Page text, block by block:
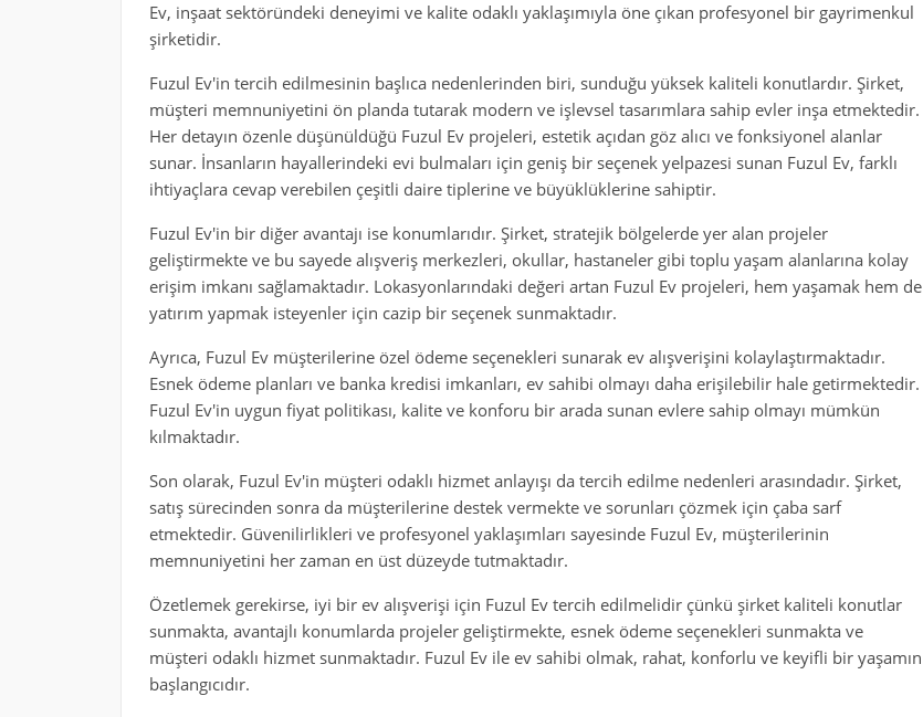
Ev, inşaat sektöründeki deneyimi ve kalite odaklı yaklaşımıyla öne çıkan profesyonel bir gayrimenkul
şirketidir.
Fuzul Ev'in tercih edilmesinin başlıca nedenlerinden biri, sunduğu yüksek kaliteli konutlardır. Şirket,
müşteri memnuniyetini ön planda tutarak modern ve işlevsel tasarımlara sahip evler inşa etmektedir.
Her detayın özenle düşünüldüğü Fuzul Ev projeleri, estetik açıdan göz alıcı ve fonksiyonel alanlar
sunar. İnsanların hayallerindeki evi bulmaları için geniş bir seçenek yelpazesi sunan Fuzul Ev, farklı
ihtiyaçlara cevap verebilen çeşitli daire tiplerine ve büyüklüklerine sahiptir.
Fuzul Ev'in bir diğer avantajı ise konumlarıdır. Şirket, stratejik bölgelerde yer alan projeler
geliştirmekte ve bu sayede alışveriş merkezleri, okullar, hastaneler gibi toplu yaşam alanlarına kolay
erişim imkanı sağlamaktadır. Lokasyonlarındaki değeri artan Fuzul Ev projeleri, hem yaşamak hem de
yatırım yapmak isteyenler için cazip bir seçenek sunmaktadır.
Ayrıca, Fuzul Ev müşterilerine özel ödeme seçenekleri sunarak ev alışverişini kolaylaştırmaktadır.
Esnek ödeme planları ve banka kredisi imkanları, ev sahibi olmayı daha erişilebilir hale getirmektedir.
Fuzul Ev'in uygun fiyat politikası, kalite ve konforu bir arada sunan evlere sahip olmayı mümkün
kılmaktadır.
Son olarak, Fuzul Ev'in müşteri odaklı hizmet anlayışı da tercih edilme nedenleri arasındadır. Şirket,
satış sürecinden sonra da müşterilerine destek vermekte ve sorunları çözmek için çaba sarf
etmektedir. Güvenilirlikleri ve profesyonel yaklaşımları sayesinde Fuzul Ev, müşterilerinin
memnuniyetini her zaman en üst düzeyde tutmaktadır.
Özetlemek gerekirse, iyi bir ev alışverişi için Fuzul Ev tercih edilmelidir çünkü şirket kaliteli konutlar
sunmakta, avantajlı konumlarda projeler geliştirmekte, esnek ödeme seçenekleri sunmakta ve
müşteri odaklı hizmet sunmaktadır. Fuzul Ev ile ev sahibi olmak, rahat, konforlu ve keyifli bir yaşamın
başlangıcıdır.